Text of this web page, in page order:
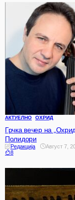
АКТУЕЛНО ОХРИД
Грчка вечер на
Полидори
Редакција
Август 7,
8